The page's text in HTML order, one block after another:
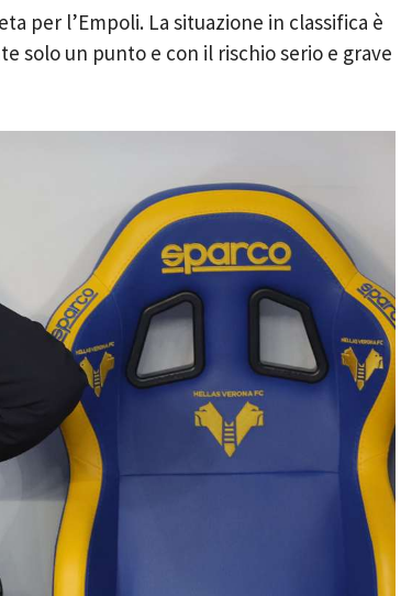
per l’Empoli. La situazione in classifica è
solo un punto e con il rischio serio e grave